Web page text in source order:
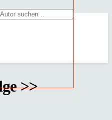
>>